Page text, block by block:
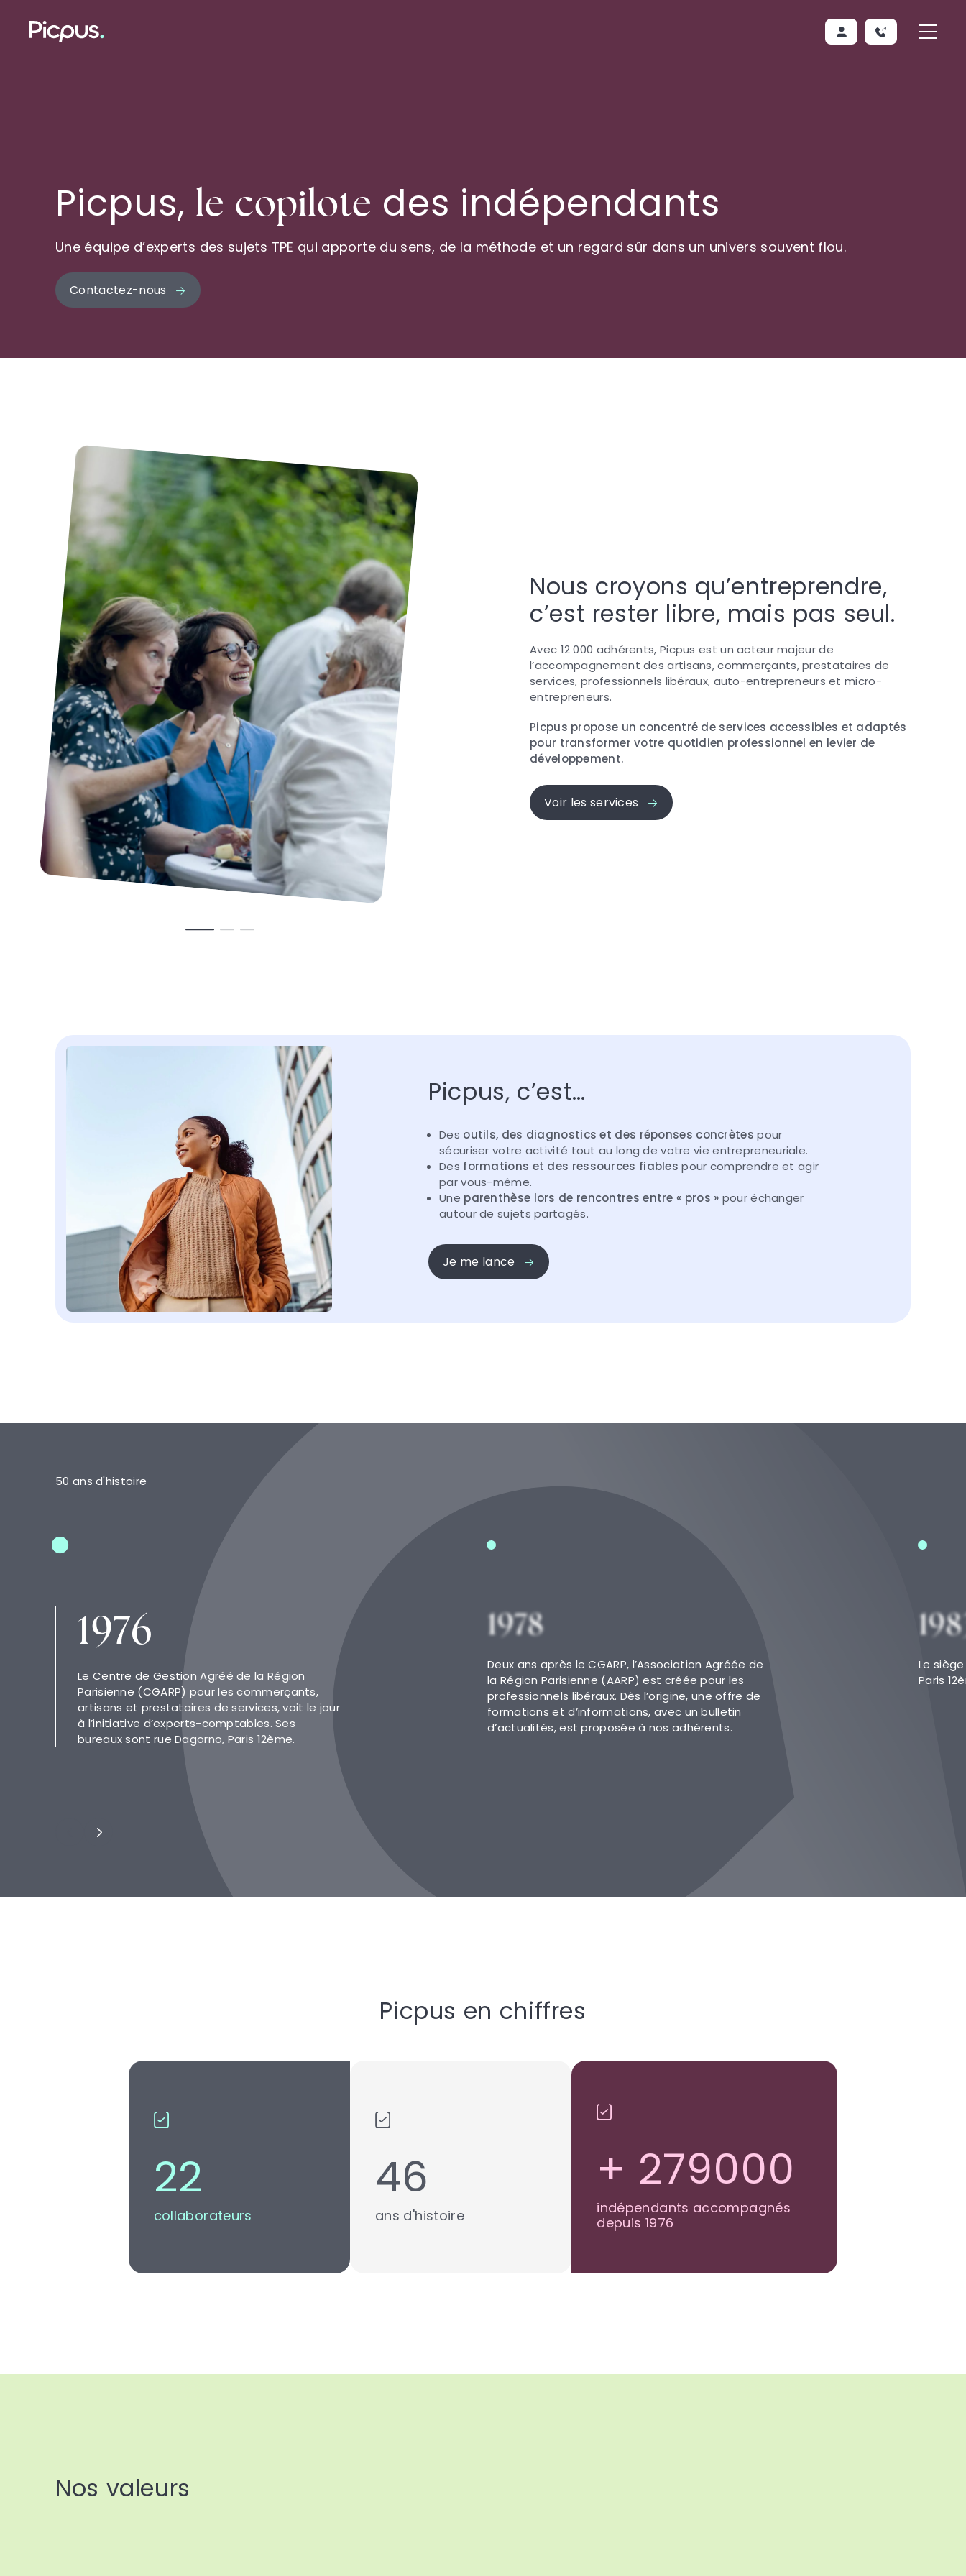
Picpus, le copilote des indépendants
Une équipe d’experts des sujets TPE qui apporte du sens, de la méthode et un regard sûr dans un univers souvent flou.
Contactez-nous
Nous croyons qu’entreprendre,
c’est rester libre, mais pas seul.
Avec 12 000 adhérents, Picpus est un acteur majeur de
l’accompagnement des artisans, commerçants, prestataires de
services, professionnels libéraux, auto-entrepreneurs et micro-
entrepreneurs.
Picpus propose un concentré de services accessibles et adaptés
pour transformer votre quotidien professionnel en levier de
développement.
Voir les services
Picpus, c’est…
Des outils, des diagnostics et des réponses concrètes pour
sécuriser votre activité tout au long de votre vie entrepreneuriale.
Des formations et des ressources fiables pour comprendre et agir
par vous-même.
Une parenthèse lors de rencontres entre « pros » pour échanger
autour de sujets partagés.
Je me lance
50 ans d'histoire
1976
Le Centre de Gestion Agréé de la Région
Parisienne (CGARP) pour les commerçants,
artisans et prestataires de services, voit le jour
à l’initiative d’experts-comptables. Ses
bureaux sont rue Dagorno, Paris 12ème.
1978
Deux ans après le CGARP, l’Association Agréée de
la Région Parisienne (AARP) est créée pour les
professionnels libéraux. Dès l’origine, une offre de
formations et d’informations, avec un bulletin
d’actualités, est proposée à nos adhérents.
Le
Paris
Picpus en chiffres
24
collaborateurs
50
ans d'histoire
+ 300000
indépendants accompagnés
depuis 1976
Nos valeurs